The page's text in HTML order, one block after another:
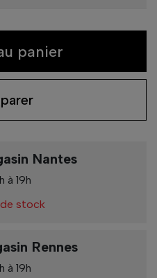
panier
Nantes
à 19h
stock
Rennes
à 19h